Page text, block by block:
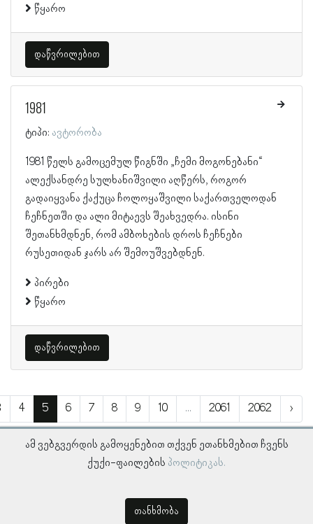
წყარო
დაწვრილებით
1981
ტიპი: ავტორობა
1981 წელს გამოცემულ წიგნში „ჩემი მოგონებანი“
ალექსანდრე სულხანიშვილი აღწერს, როგორ
გადაიყვანა ქაქუცა ჩოლოყაშვილი საქართველოდან
ჩეჩნეთში და ალი მიტაევს შეახვედრა. ისინი
შეთანხმდნენ, რომ ამბოხების დროს ჩეჩნები
რუსეთიდან ჯარს არ შემოუშვებდნენ.
პირები
წყარო
დაწვრილებით
4 5 6 7 8 9 10 ... 2061 2062 ›
ამ ვებგვერდის გამოყენებით თქვენ ეთანხმებით ჩვენს
ქუქი-ფაილების პოლიტიკას.
თანხმობა